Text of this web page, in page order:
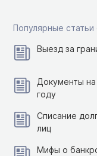
Популярные статьи
Выезд за
Документы на
году
Списание
лиц
Мифы о